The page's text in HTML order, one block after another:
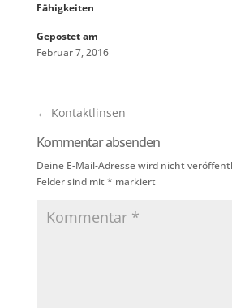
Fähigkeiten
Gepostet am
Februar 7, 2016
← Kontaktlinsen
Kommentar absenden
Deine E-Mail-Adresse wird nicht
Felder sind mit* markiert